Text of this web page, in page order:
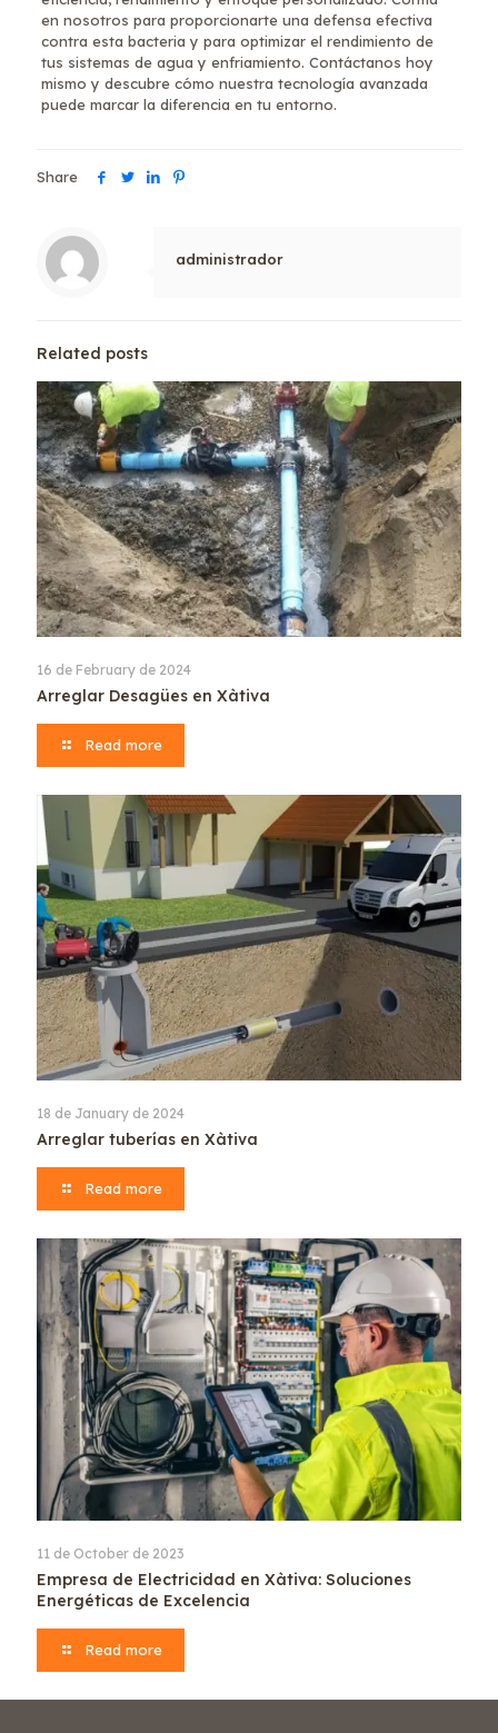
en nosotros para proporcionarte una defensa efectiva
contra esta bacteria y para optimizar el rendimiento de
tus sistemas de agua y enfriamiento. Contáctanos hoy
mismo y descubre cómo nuestra tecnología avanzada
puede marcar la diferencia en tu entorno.
Share
administrador
Related posts
16 de February de 2024
Arreglar Desagües en Xàtiva
Read more
18 de January de 2024
Arreglar tuberías en Xàtiva
Read more
11 de October de 2023
Empresa de Electricidad en Xàtiva: Soluciones
Energéticas de Excelencia
Read more